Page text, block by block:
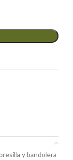
y bandolera